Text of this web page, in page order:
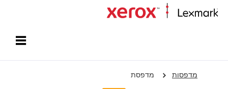
מדפסות מדפסת